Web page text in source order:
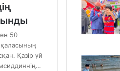
50
Қазір үй